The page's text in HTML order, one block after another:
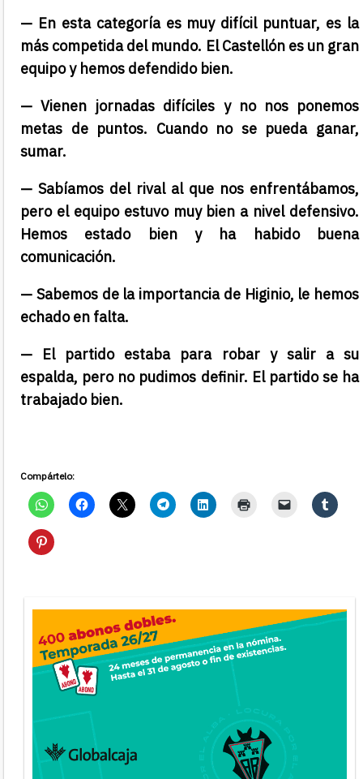
— En esta categoría es muy difícil puntuar, es la
más competida del mundo. El Castellón es un gran
equipo y hemos defendido bien.
— Vienen jornadas difíciles y no nos ponemos
metas de puntos. Cuando no se pueda ganar,
sumar.
— Sabíamos del rival al que nos enfrentábamos,
pero el equipo estuvo muy bien a nivel defensivo.
Hemos estado bien y ha habido buena
comunicación.
— Sabemos de la importancia de Higinio, le hemos
echado en falta.
— El partido estaba para robar y salir a su
espalda, pero no pudimos definir. El partido se ha
trabajado bien.
Compártelo: